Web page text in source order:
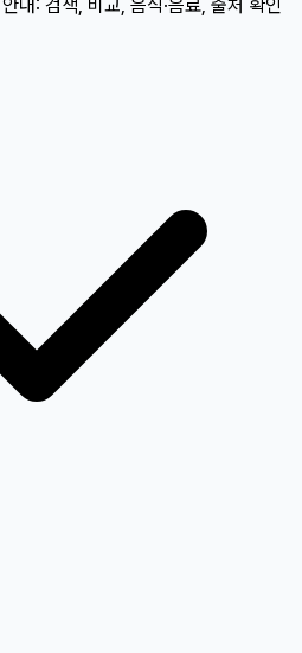
내: 검색, 비교, 음식·음료, 출처 확인